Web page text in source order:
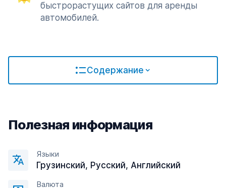
быстрорастущих сайтов для аренды
автомобилей.
Содержание
Полезная информация
Языки
Грузинский, Русский, Английский
Валюта